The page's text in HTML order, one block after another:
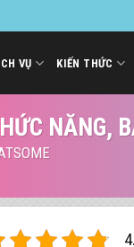
VỤ KIẾN THỨC
NĂNG,